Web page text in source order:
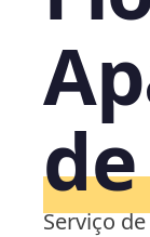
Serviço